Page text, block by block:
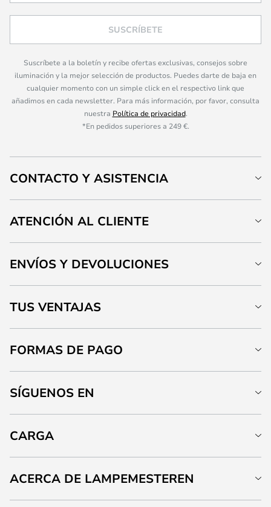
SUSCRÍBETE
Suscríbete a la boletín y recibe ofertas exclusivas, consejos sobre
iluminación y la mejor selección de productos. Puedes darte de baja en
cualquier momento con un simple click en el respectivo link que
añadimos en cada newsletter. Para más información, por favor, consulta
nuestra Política de privacidad.
*En pedidos superiores a 249 €.
CONTACTO Y ASISTENCIA
ATENCIÓN AL CLIENTE
ENVÍOS Y DEVOLUCIONES
TUS VENTAJAS
FORMAS DE PAGO
SÍGUENOS EN
CARGA
ACERCA DE LAMPEMESTEREN